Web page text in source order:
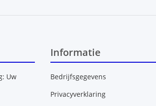
Uw
Informatie
Bedrijfsgegevens
Privacyverklaring